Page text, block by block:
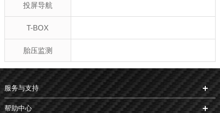
投屏导航
T-BOX
胎压监测
服务与支持
帮助中心